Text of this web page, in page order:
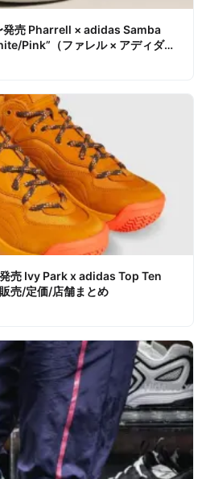
発売 Pharrell × adidas Samba
Pink”（ファレル × アディダス
クラウドホワイト／ピンク”） 販
売 Ivy Park x adidas Top Ten
売/定価/店舗まとめ